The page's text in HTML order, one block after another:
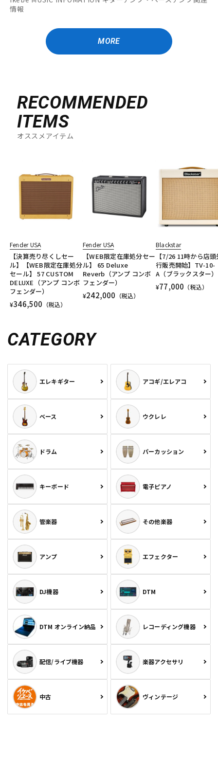
情報
MORE
RECOMMENDED
ITEMS
オススメアイテム
Fender USA
【決算売り尽くしセー
ル】【WEB限定在庫処分
セール】 57 CUSTOM
DELUXE（アンプ コンボ
フェンダー）
¥346,500 （税込）
Fender USA
【WEB限定在庫処分セー
ル】 65 Deluxe
Reverb（アンプ コンボ
フェンダー）
¥242,000 （税込）
Blackstar
【7/26 11時から店
行販売開始】TV-10-
A（ブラックスター）
¥77,000 （税込）
CATEGORY
エレキギター アコギ/エレアコ
ベース ウクレレ
ドラム パーカッション
キーボード 電子ピアノ
管楽器 その他楽器
アンプ エフェクター
DJ機器 DTM
DTM オンライン納品 レコーディング機器
配信/ライブ機器 楽器アクセサリ
中古 ヴィンテージ